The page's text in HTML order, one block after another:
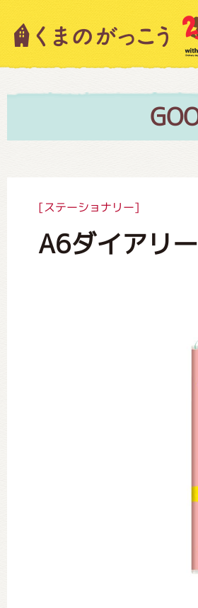
[ステーショナリー]
A6ダイアリ
キャラクター紹介
絵本・作家紹介
グッズインフォ
ミュージカル・
おたのしみコン
チア ジャッキー